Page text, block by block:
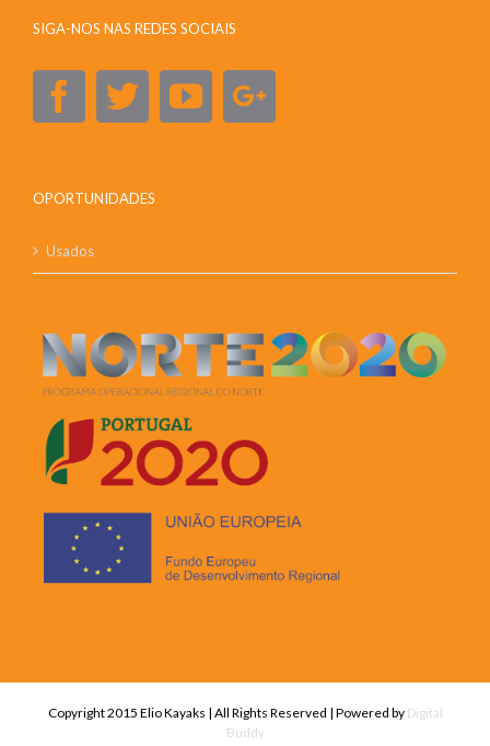
SIGA-NOS NAS REDES SOCIAIS
OPORTUNIDADES
Usados
Copyright 2015 Elio Kayaks | All Rights Reserved | Powered by Digital
Buddy